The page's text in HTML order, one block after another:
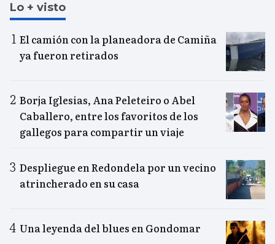
Lo + visto
El camión con la planeadora de Camiña
ya fueron retirados
Borja Iglesias, Ana Peleteiro o Abel
Caballero, entre los favoritos de los
gallegos para compartir un viaje
Despliegue en Redondela por un vecino
atrincherado en su casa
Una leyenda del blues en Gondomar